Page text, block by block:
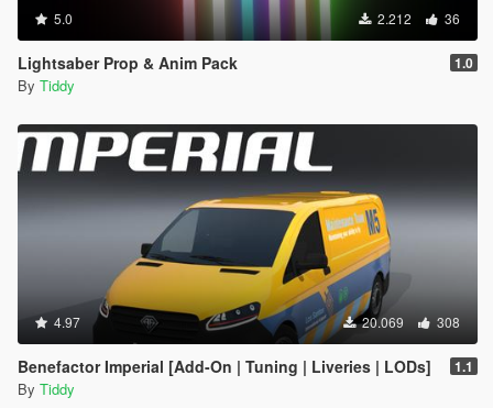
5.0 2.212 36
Lightsaber Prop & Anim Pack 1.0
By Tiddy
4.97 20.069 308
Benefactor Imperial [Add-On | Tuning | Liveries | LODs] 1.1
By Tiddy